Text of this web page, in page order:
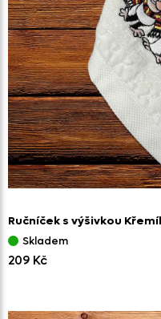
Ručníček s výšivkou
Skladem
209 Kč